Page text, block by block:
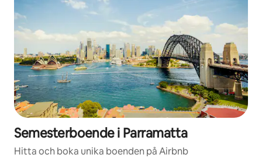
Semesterboende i Parramatta
Hitta och boka unika boenden på Airbnb